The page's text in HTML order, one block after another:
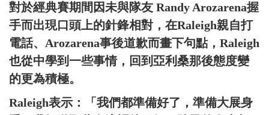
對於經典賽期間因未與隊友 Randy Arozarena握
手而出現口頭上的針鋒相對，在Raleigh親自打
電話、Arozarena事後道歉而畫下句點，Raleigh
也從中學到一些事情，回到亞利桑那後態度變
的更為積極。
Raleigh表示：「我們都準備好了，準備大展身